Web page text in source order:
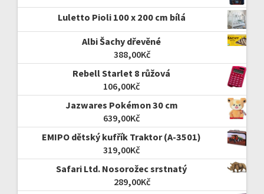
Luletto Pioli 100 x 200 cm bílá
Albi Šachy dřevěné
388,00Kč
Rebell Starlet 8 růžová
106,00Kč
Jazwares Pokémon 30 cm
639,00Kč
EMIPO dětský kufřík Traktor (A-3501)
319,00Kč
Safari Ltd. Nosorožec srstnatý
289,00Kč